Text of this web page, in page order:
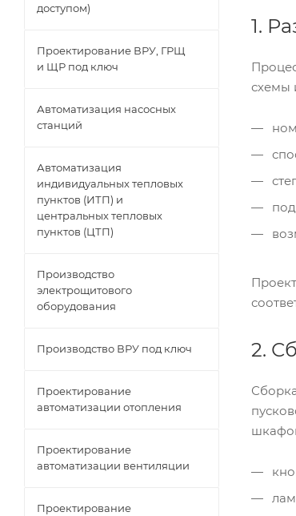
1.
схемы
2.
доступом)
Проектирование ВРУ, ГРЩ
и ЩР под ключ
Автоматизация насосных
станций
Автоматизация
индивидуальных тепловых
пунктов (ИТП) и
центральных тепловых
пунктов (ЦТП)
Производство
электрощитового
оборудования
Производство ВРУ под ключ
Проектирование
автоматизации отопления
Проектирование
автоматизации вентиляции
Проектирование